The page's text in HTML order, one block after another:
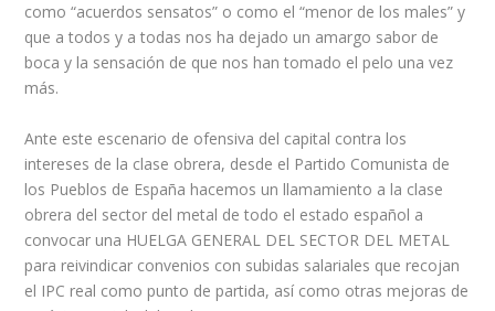
como “acuerdos sensatos” o como el “menor de los males” y
que a todos y a todas nos ha dejado un amargo sabor de
boca y la sensación de que nos han tomado el pelo una vez
más.
Ante este escenario de ofensiva del capital contra los
intereses de la clase obrera, desde el Partido Comunista de
los Pueblos de España hacemos un llamamiento a la clase
obrera del sector del metal de todo el estado español a
convocar una HUELGA GENERAL DEL SECTOR DEL METAL
para reivindicar convenios con subidas salariales que recojan
el IPC real como punto de partida, así como otras mejoras de